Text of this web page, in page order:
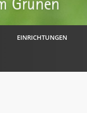
EINRICHTUNGEN